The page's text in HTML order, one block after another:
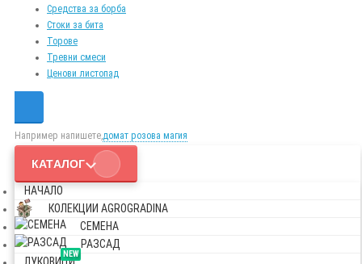
Средства за борба
Стоки за бита
Торове
Тревни смеси
Ценови листопад
Например напишете,домат розова магия
КАТАЛОГ
НАЧАЛО
КОЛЕКЦИИ AGROGRADINA
СЕМЕНА
РАЗСАД
NEW